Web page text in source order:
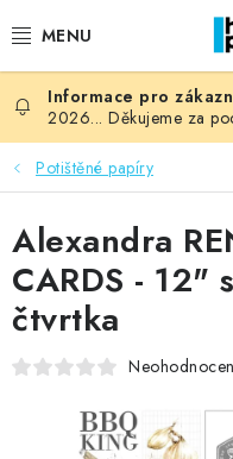
na
NOVINKY
HURÁ DÍLNA
VŠECHNO ZBOŽÍ
KNIHAŘSKÝ MATERIÁL
OBLÍBENÉ ♥️
2026... Děkujeme za
Potištěné papíry
Alexandra
CARDS - 12"
čtvrtka